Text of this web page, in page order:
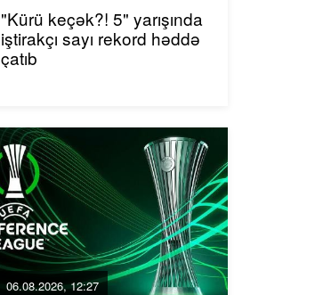
"Kürü keçək?! 5" yarışında
iştirakçı sayı rekord həddə
çatıb
06.08.2026, 12:27